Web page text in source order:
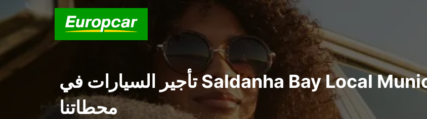
تأجير السيارات في Saldanha Bay Local Municipality : اكتشف جميع
محطاتنا